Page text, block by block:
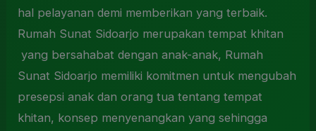
hal pelayanan demi memberikan yang terbaik.
Rumah Sunat Sidoarjo merupakan tempat khitan
yang bersahabat dengan anak-anak, Rumah
Sunat Sidoarjo memiliki komitmen untuk mengubah
presepsi anak dan orang tua tentang tempat
khitan, konsep menyenangkan yang sehingga